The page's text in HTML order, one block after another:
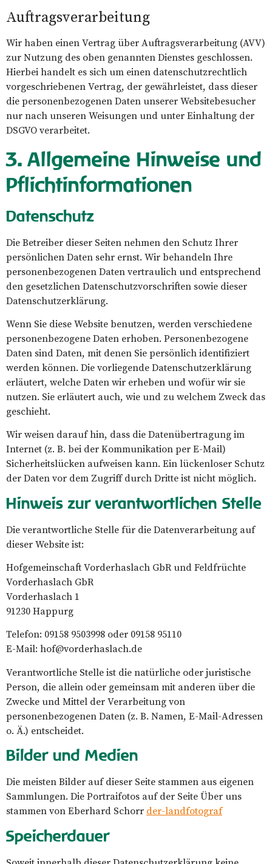
Auftragsverarbeitung
Wir haben einen Vertrag über Auftragsverarbeitung (AVV)
zur Nutzung des oben genannten Dienstes geschlossen.
Hierbei handelt es sich um einen datenschutzrechtlich
vorgeschriebenen Vertrag, der gewährleistet, dass dieser
die personenbezogenen Daten unserer Websitebesucher
nur nach unseren Weisungen und unter Einhaltung der
DSGVO verarbeitet.
3. Allgemeine Hinweise und
Pflicht­informationen
Datenschutz
Die Betreiber dieser Seiten nehmen den Schutz Ihrer
persönlichen Daten sehr ernst. Wir behandeln Ihre
personenbezogenen Daten vertraulich und entsprechend
den gesetzlichen Datenschutzvorschriften sowie dieser
Datenschutzerklärung.
Wenn Sie diese Website benutzen, werden verschiedene
personenbezogene Daten erhoben. Personenbezogene
Daten sind Daten, mit denen Sie persönlich identifiziert
werden können. Die vorliegende Datenschutzerklärung
erläutert, welche Daten wir erheben und wofür wir sie
nutzen. Sie erläutert auch, wie und zu welchem Zweck das
geschieht.
Wir weisen darauf hin, dass die Datenübertragung im
Internet (z. B. bei der Kommunikation per E-Mail)
Sicherheitslücken aufweisen kann. Ein lückenloser Schutz
der Daten vor dem Zugriff durch Dritte ist nicht möglich.
Hinweis zur verantwortlichen Stelle
Die verantwortliche Stelle für die Datenverarbeitung auf
dieser Website ist:
Hofgemeinschaft Vorderhaslach GbR und Feldfrüchte
Vorderhaslach GbR
Vorderhaslach 1
91230 Happurg
Telefon: 09158 9503998 oder 09158 95110
E-Mail: hof@vorderhaslach.de
Verantwortliche Stelle ist die natürliche oder juristische
Person, die allein oder gemeinsam mit anderen über die
Zwecke und Mittel der Verarbeitung von
personenbezogenen Daten (z. B. Namen, E-Mail-Adressen
o. Ä.) entscheidet.
Bilder und Medien
Die meisten Bilder auf dieser Seite stammen aus eigenen
Sammlungen. Die Portraifotos auf der Seite Über uns
stammen von Eberhard Schorr der-landfotograf
Speicherdauer